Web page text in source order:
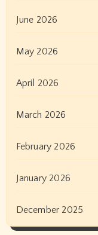
June 2026
May 2026
April 2026
March 2026
February 2026
January 2026
December 2025